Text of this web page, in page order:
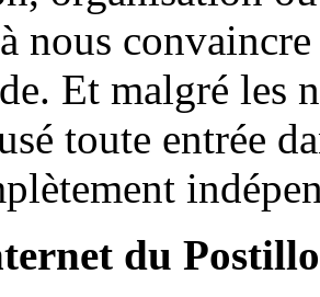
nous
Et malgré les
toute entrée
du